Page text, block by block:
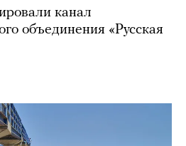
канал
объединения «Русская